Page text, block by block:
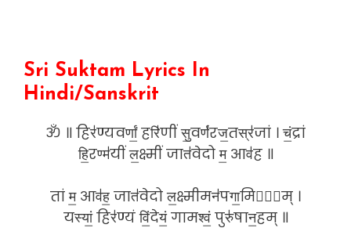
Sri Suktam Lyrics In
Hindi/Sanskrit
ॐ ॥ हिर॑ण्यवर्णां॒ हरि॑णीं सु॒वर्ण॑रज॒तस्र॑जां । चं॒द्रां
हि॒रण्म॑यीं ल॒क्ष्मीं जात॑वेदो म॒ आव॑ह ॥
तां म॒ आव॑ह॒ जात॑वेदो ल॒क्ष्मीमन॑पगा॒मिनी᳚म् ।
यस्यां॒ हिर॑ण्यं विं॒देयं॒ गामश्वं॒ पुरु॑षान॒हम् ॥